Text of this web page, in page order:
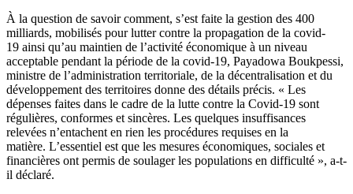
À la question de savoir comment, s’est faite la gestion des 400
milliards, mobilisés pour lutter contre la propagation de la covid-
19 ainsi qu’au maintien de l’activité économique à un niveau
acceptable pendant la période de la covid-19, Payadowa Boukpessi,
ministre de l’administration territoriale, de la décentralisation et du
développement des territoires donne des détails précis. « Les
dépenses faites dans le cadre de la lutte contre la Covid-19 sont
régulières, conformes et sincères. Les quelques insuffisances
relevées n’entachent en rien les procédures requises en la
matière. L’essentiel est que les mesures économiques, sociales et
financières ont permis de soulager les populations en difficulté », a-t-
il déclaré.